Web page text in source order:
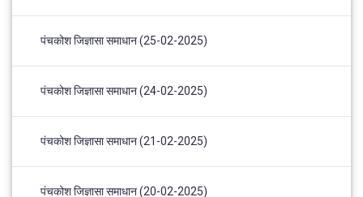
पंचकोश जिज्ञासा समाधान (25-02-2025)
पंचकोश जिज्ञासा समाधान (24-02-2025)
पंचकोश जिज्ञासा समाधान (21-02-2025)
पंचकोश जिज्ञासा समाधान (20-02-2025)